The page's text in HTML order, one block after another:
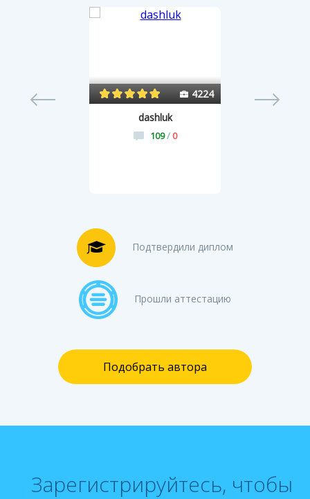
4224
dashluk
109/ 0
Подтвердили диплом
Прошли аттестацию
Подобрать автора
Зарегистрируйтесь, чтобы